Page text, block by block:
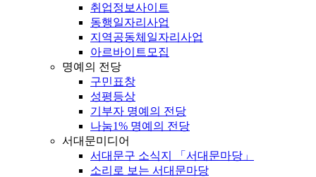
취업정보사이트
동행일자리사업
지역공동체일자리사업
아르바이트모집
명예의 전당
구민표창
성평등상
기부자 명예의 전당
나눔1% 명예의 전당
서대문미디어
서대문구 소식지 「서대문마당」
소리로 보는 서대문마당